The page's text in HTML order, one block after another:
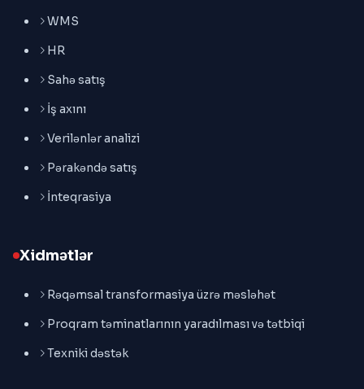
WMS
HR
Sahə satış
İş axını
Verilənlər analizi
Pərakəndə satış
İnteqrasiya
Xidmətlər
Rəqəmsal transformasiya üzrə məsləhət
Proqram təminatlarının yaradılması və tətbiqi
Texniki dəstək